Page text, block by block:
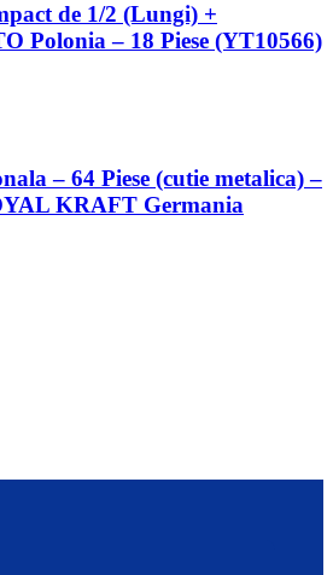
de 1/2 (Lungi) +
Polonia – 18 Piese (YT10566)
– 64 Piese (cutie metalica) –
KRAFT Germania